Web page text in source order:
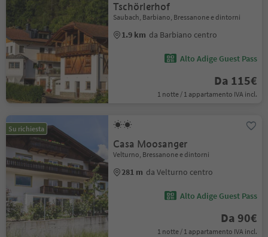
Tschörlerhof
Saubach, Barbiano, Bressanone e dintorni
1.9 km da Barbiano centro
Alto Adige Guest Pass
Da 115€
1 notte / 1 appartamento IVA incl.
Su richiesta
Casa Moosanger
Velturno, Bressanone e dintorni
281 m da Velturno centro
Alto Adige Guest Pass
Da 90€
1 notte / 1 appartamento IVA incl.